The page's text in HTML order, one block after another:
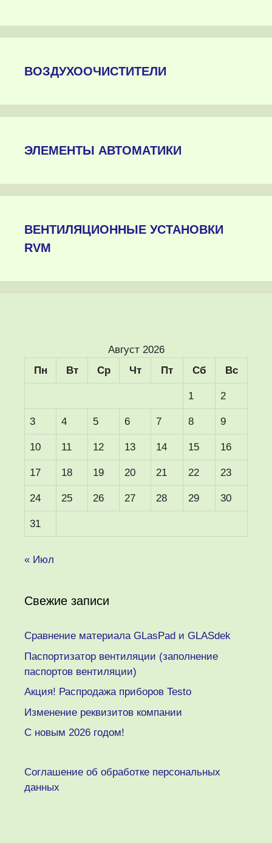
ВОЗДУХООЧИСТИТЕЛИ
ЭЛЕМЕНТЫ АВТОМАТИКИ
ВЕНТИЛЯЦИОННЫЕ УСТАНОВКИ
RVM
Август 2026
Пн
Вт Ср Чт Пт Сб Вс
1 2
3 4 5 6 7 8 9
10 11 12 13 14 15 16
17 18 19 20 21 22 23
24 25 26 27 28 29 30
31
« Июл
Свежие записи
Сравнение материала GLasPad и GLASdek
Паспортизатор вентиляции (заполнение
паспортов вентиляции)
Акция! Распродажа приборов Testo
Изменение реквизитов компании
C новым 2026 годом!
Соглашение об обработке персональных
данных